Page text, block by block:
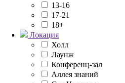
13-16
17-21
18+
Локация
Холл
Лаунж
Конференц-зал
Аллея знаний